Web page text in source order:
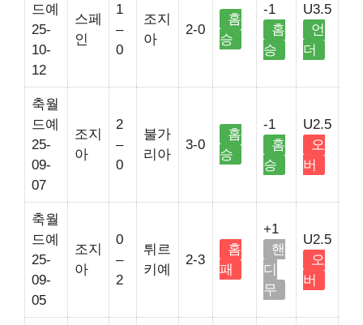
드예
25-
10-
12
스페
인
1
–
0
조지
아
2-0
홈
승
-1
홈
승
U3.5
언
더
축월
드예
25-
09-
07
조지
아
2
–
0
불가
리아
3-0
홈
승
-1
홈
승
U2.5
오
버
축월
드예
25-
09-
05
조지
아
0
–
2
튀르
키예
2-3
홈
패
+1
핸
디
무
U2.5
오
버